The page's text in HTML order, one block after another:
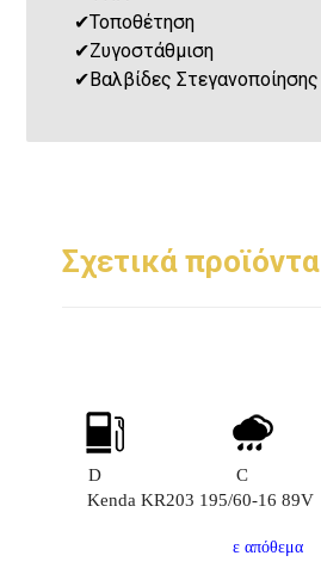
✔Τοποθέτηση
✔Ζυγοστάθμιση
✔Βαλβίδες Στεγανοποίησης
Σχετικά προϊόντα
D C
Kenda KR203 195/60-16 89V
ε απόθεμα